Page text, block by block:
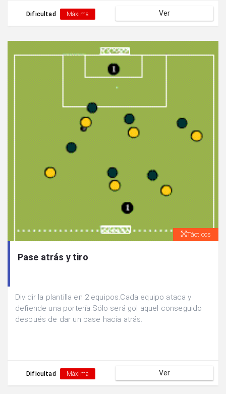
Dificultad Máxima Ver
Tácticos
Pase atrás y tiro
Dividir la plantilla en 2 equipos.Cada equipo ataca y
defiende una portería.Sólo será gol aquel conseguido
después de dar un pase hacia atrás.
Dificultad Máxima Ver